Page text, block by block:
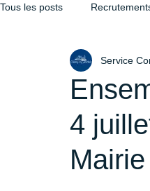
Tous les posts
4
Mairie
Service